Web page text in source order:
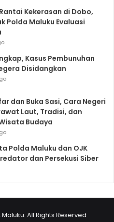
Kekerasan di Dobo,
Polda Maluku Evaluasi
Kasus Pembunuhan
Disidangkan
dan Buka Sasi, Cara Negeri
Laut, Tradisi, dan
Budaya
Polda Maluku dan OJK
dan Persekusi Siber
All Rights Reserved